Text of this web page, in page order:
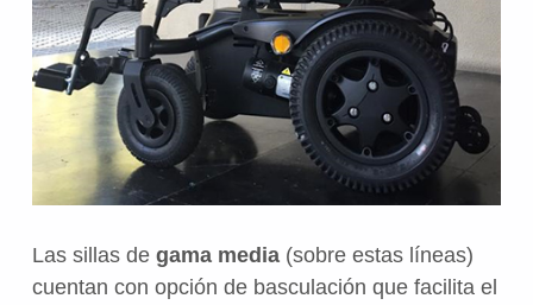
Las sillas de gama media(sobre estas líneas)
cuentan con opción de basculación que facilita el